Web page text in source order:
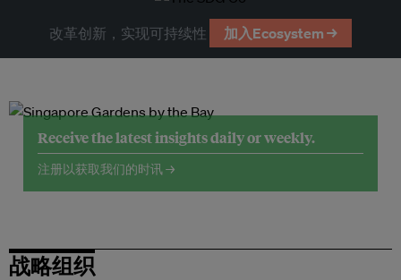
改革创新，实现可持续性 加入Ecosystem →
Receive the latest insights daily or weekly.
注册以获取我们的时讯 →
战略组织